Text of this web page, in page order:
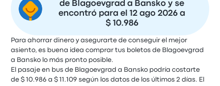
de Blagoevgrad a Bansko y se
encontró para el 12 ago 2026 a
$ 10.986
Para ahorrar dinero y asegurarte de conseguir el mejor
asiento, es buena idea comprar tus boletos de Blagoevgrad
a Bansko lo más pronto posible.
El pasaje en bus de Blagoevgrad a Bansko podría costarte
de $ 10.986 a $ 11.109 según los datos de los últimos 2 días. El